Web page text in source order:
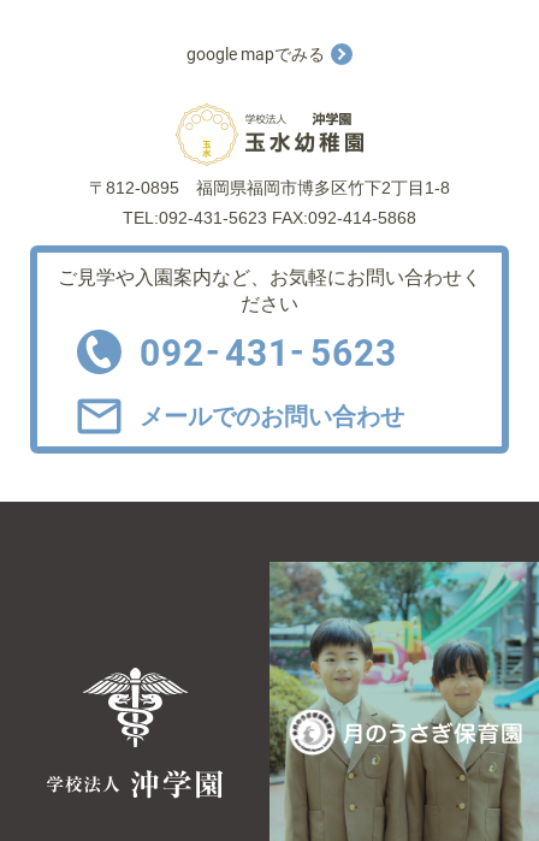
google mapでみる
〒812-0895 福岡県福岡市博多区竹下2丁目1-8
TEL:092-431-5623 FAX:092-414-5868
ご見学や入園案内など、 お気軽にお問い合わせく
ださい
092-431- 5623
メールでのお問い合わせ